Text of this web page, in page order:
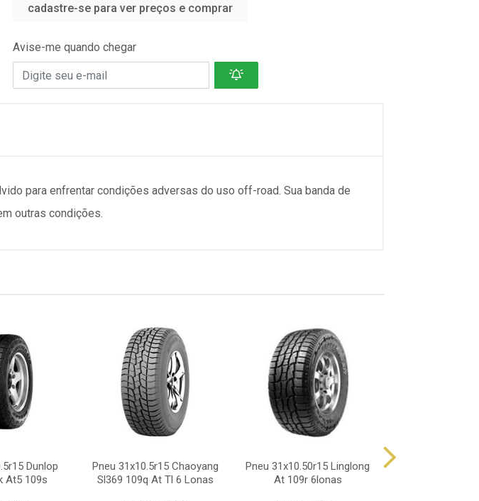
cadastre-se para ver preços e comprar
Avise-me quando chegar
para enfrentar condições adversas do uso off-road. Sua banda de
outras condições.
Dunlop
At5 109s
Pneu 31x10.5r15 Chaoyang
Sl369 109q At Tl 6 Lonas
Pneu 31x10.50r15 Linglong
At 109r 6lonas